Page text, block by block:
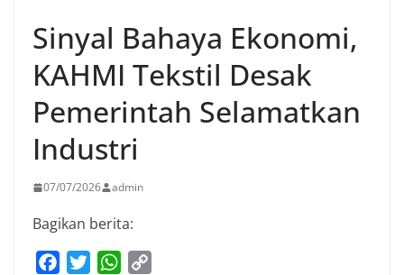
Sinyal Bahaya Ekonomi,
KAHMI Tekstil Desak
Pemerintah Selamatkan
Industri
07/07/2026 admin
Bagikan berita:
W